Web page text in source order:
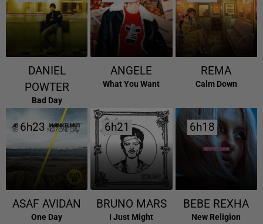
DANIEL
POWTER
Bad Day
ANGELE
What You Want
REMA
Calm Down
6h23
6h23
ASAF AVIDAN
One Day
6h21
6h21
BRUNO MARS
I Just Might
6h18
6h18
BEBE REXHA
New Religion